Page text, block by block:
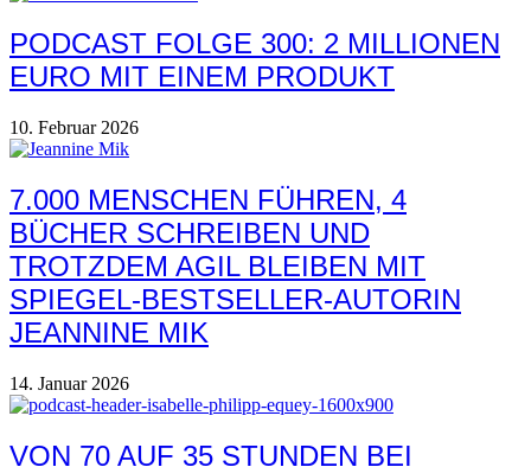
PODCAST FOLGE 300: 2 MILLIONEN
EURO MIT EINEM PRODUKT
10. Februar 2026
7.000 MENSCHEN FÜHREN, 4
BÜCHER SCHREIBEN UND
TROTZDEM AGIL BLEIBEN MIT
SPIEGEL-BESTSELLER-AUTORIN
JEANNINE MIK
14. Januar 2026
VON 70 AUF 35 STUNDEN BEI